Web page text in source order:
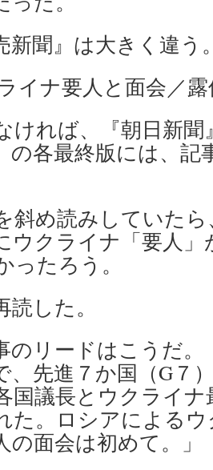
新聞』は大きく違う
イナ要人と面会／
ければ、『朝日新聞
の各最終版には、
斜め読みしていた
ウクライナ「要人
ったろう。
した。
のリードはこうだ
、先進７か国（G７
国議長とウクライ
た。ロシアによる
の面会は初めて。」